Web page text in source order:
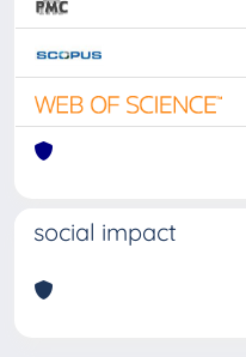
social impact